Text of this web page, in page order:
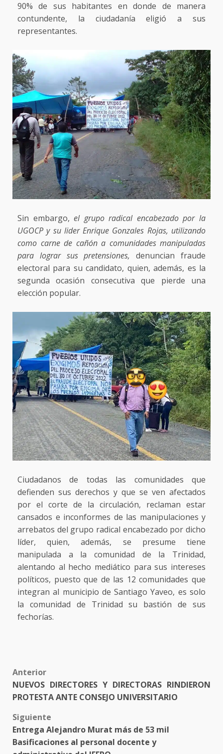
90% de sus habitantes en donde de manera
contundente, la ciudadanía eligió a sus
representantes.
Sin embargo,el grupo radical encabezado por la
UGOCP y su lider Enrique Gonzales Rojas, utilizando
como carne de cañón a comunidades manipuladas
para lograr sus pretensiones, denuncian fraude
electoral para su candidato, quien, además, es la
segunda ocasión consecutiva que pierde una
elección popular.
Ciudadanos de todas las comunidades que
defienden sus derechos y que se ven afectados
por el corte de la circulación, reclaman estar
cansados e inconformes de las manipulaciones y
arrebatos del grupo radical encabezado por dicho
líder, quien, además, se presume tiene
manipulada a la comunidad de la Trinidad,
alentando al hecho mediático para sus intereses
políticos, puesto que de las 12 comunidades que
integran al municipio de Santiago Yaveo, es solo
la comunidad de Trinidad su bastión de sus
fechorías.
Post
navigation
Anterior
NUEVOS DIRECTORES Y DIRECTORAS RINDIERON
PROTESTA ANTE CONSEJO UNIVERSITARIO
Siguiente
Entrega Alejandro Murat más de 53 mil
Basificaciones al personal docente y